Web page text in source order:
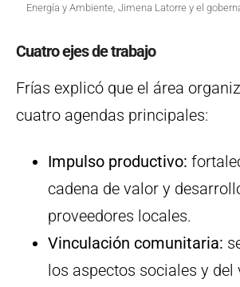
Energía y Ambiente, Jimena Latorre y el
Cuatro ejes de trabajo
Frías explicó que el área
cuatro agendas principales:
Impulso productivo:
cadena de valor y
proveedores locales.
Vinculación comunitaria:
los aspectos sociales y del